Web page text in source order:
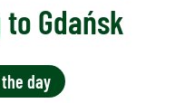
to Gdańsk
day